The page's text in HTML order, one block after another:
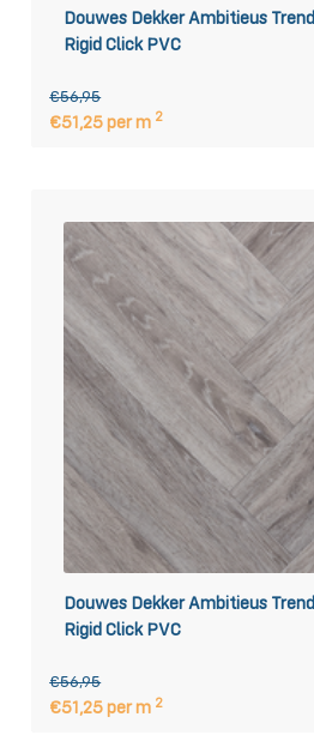
Douwes Dekker Ambitieus
Rigid Click PVC
€56,95
€51,25 per m 2
Douwes Dekker Ambitieus
Rigid Click PVC
€56,95
€51,25 per m 2